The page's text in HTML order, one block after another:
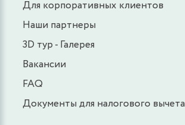
Для корпоративных клиентов
Наши партнеры
3D тур - Галерея
Вакансии
FAQ
Документы для налогового вычета